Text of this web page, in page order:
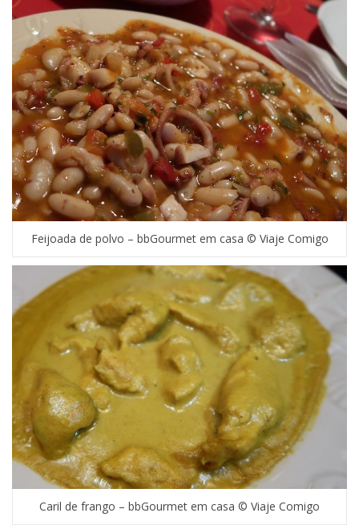
Feijoada de polvo – bbGourmet em casa © Viaje Comigo
Caril de frango – bbGourmet em casa © Viaje Comigo